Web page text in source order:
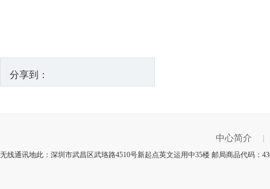
分享到：
中心简介
无线通讯地此：深圳市武昌区武珞路4510号新起点英文运用中35楼 邮局商品代码：